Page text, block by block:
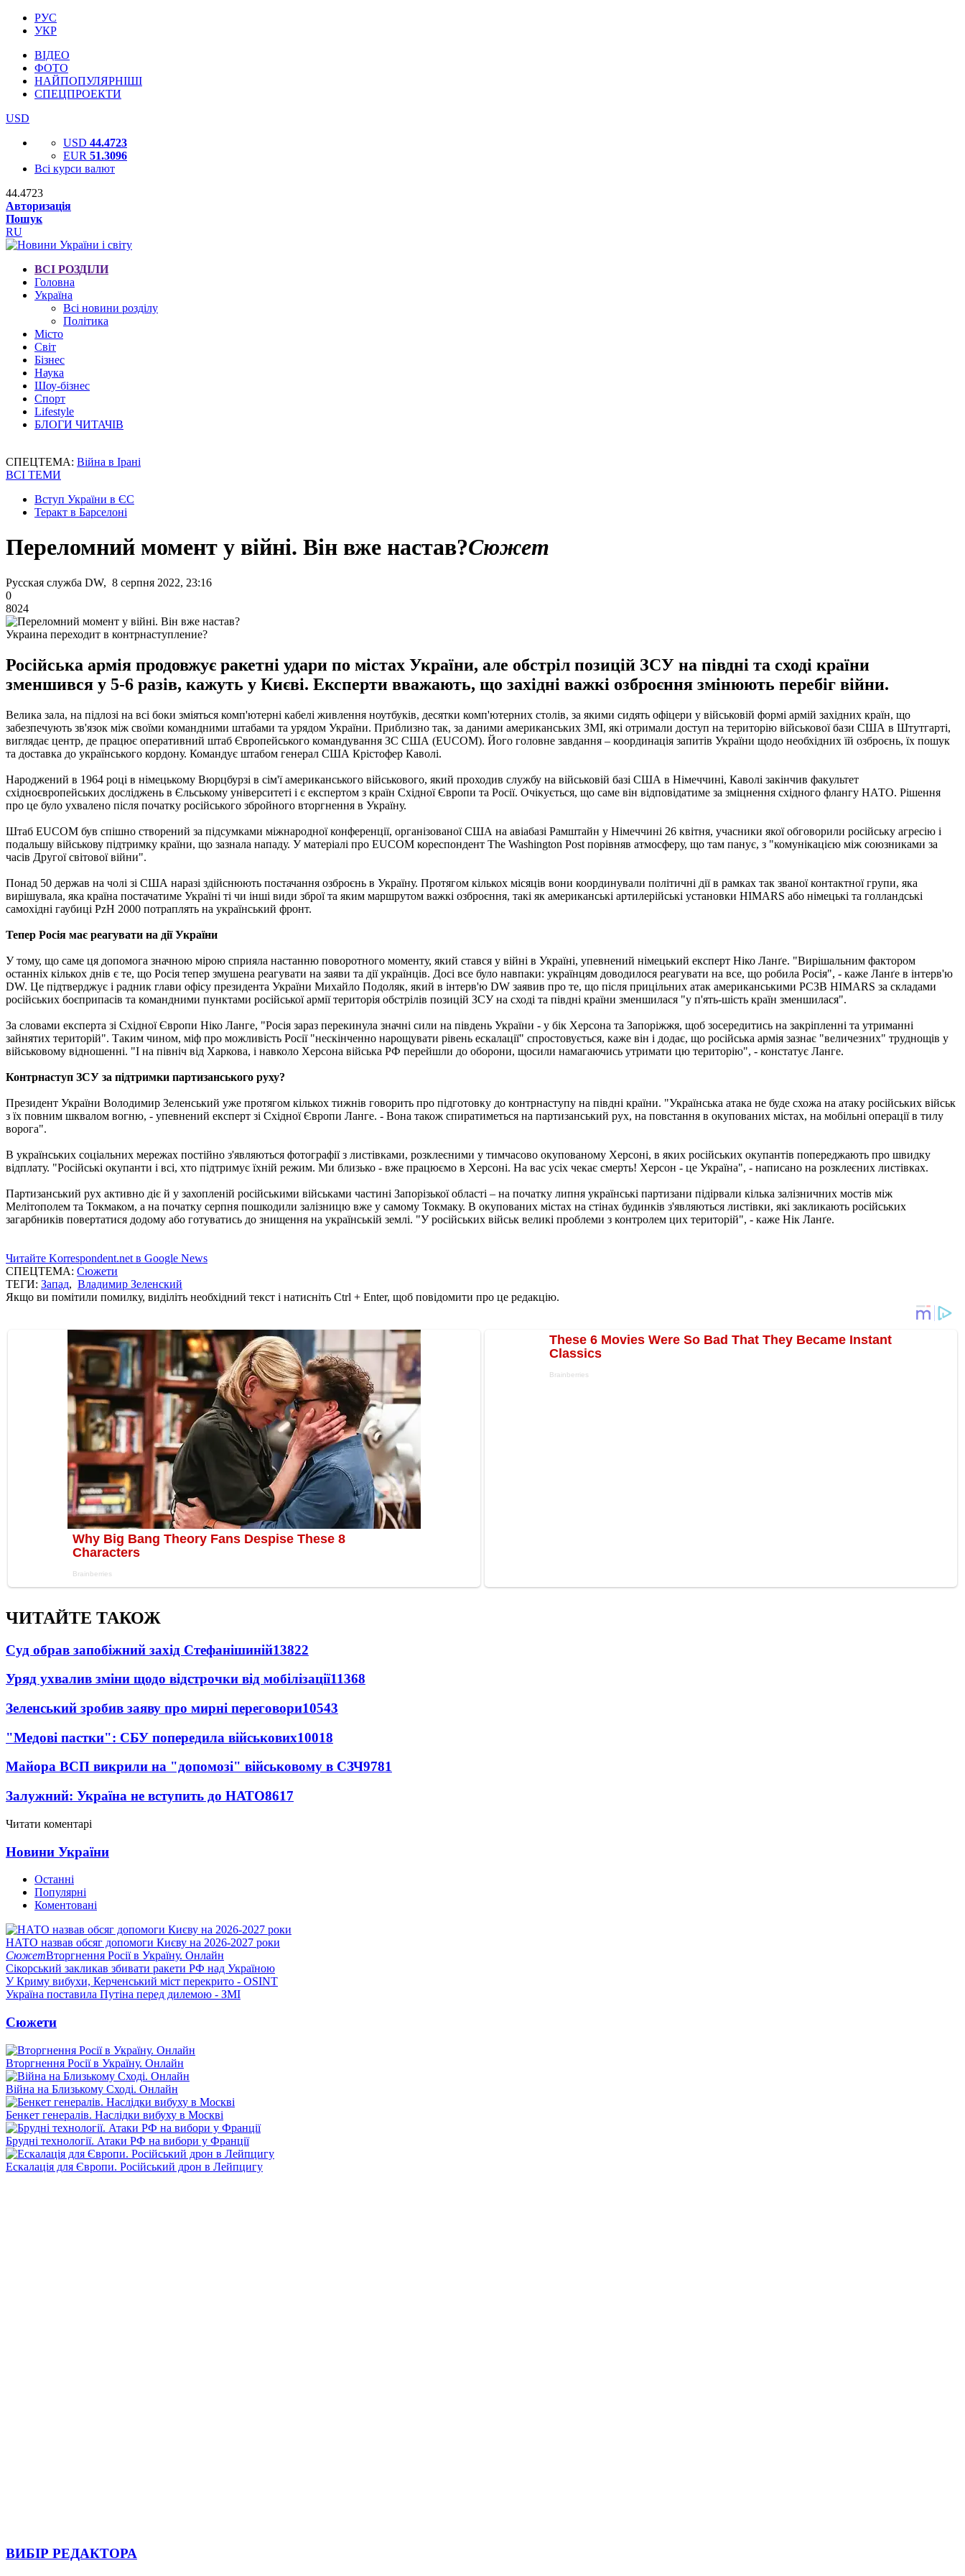
РУС
УКР
ВІДЕО
ФОТО
НАЙПОПУЛЯРНІШІ
СПЕЦПРОЕКТИ
USD
USD 44.4723
EUR 51.3096
Всі курси валют
44.4723
Авторизація
Пошук
RU
ВСІ РОЗДІЛИ
Головна
Україна
Всі новини розділу
Політика
Місто
Світ
Бізнес
Наука
Шоу-бізнес
Спорт
Lifestyle
БЛОГИ ЧИТАЧІВ
СПЕЦТЕМА: Війна в Ірані
ВСІ ТЕМИ
Вступ України в ЄС
Теракт в Барселоні
Переломний момент у війні. Він вже настав?Сюжет
Русская служба DW, 8 серпня 2022, 23:16
0
8024
Украина переходит в контрнаступление?
Російська армія продовжує ракетні удари по містах України, але обстріл позицій ЗСУ на півдні та сході країни
зменшився у 5-6 разів, кажуть у Києві. Експерти вважають, що західні важкі озброєння змінюють перебіг війни.
Велика зала, на підлозі на всі боки зміяться комп'ютерні кабелі живлення ноутбуків, десятки комп'ютерних столів, за якими сидять офіцери у військовій формі армій західних країн, що
забезпечують зв'язок між своїми командними штабами та урядом України. Приблизно так, за даними американських ЗМІ, які отримали доступ на територію військової бази США в Штутгарті,
виглядає центр, де працює оперативний штаб Європейського командування ЗС США (EUCOM). Його головне завдання – координація запитів України щодо необхідних їй озброєнь, їх пошук
та доставка до українського кордону. Командує штабом генерал США Крістофер Каволі.
Народжений в 1964 році в німецькому Вюрцбурзі в сім'ї американського військового, який проходив службу на військовій базі США в Німеччині, Каволі закінчив факультет
східноєвропейських досліджень в Єльському університеті і є експертом з країн Східної Європи та Росії. Очікується, що саме він відповідатиме за зміцнення східного флангу НАТО. Рішення
про це було ухвалено після початку російського збройного вторгнення в Україну.
Штаб EUCOM був спішно створений за підсумками міжнародної конференції, організованої США на авіабазі Рамштайн у Німеччині 26 квітня, учасники якої обговорили російську агресію і
подальшу військову підтримку країни, що зазнала нападу. У матеріалі про EUCOM кореспондент The Washington Post порівняв атмосферу, що там панує, з "комунікацією між союзниками за
часів Другої світової війни".
Понад 50 держав на чолі зі США наразі здійснюють постачання озброєнь в Україну. Протягом кількох місяців вони координували політичні дії в рамках так званої контактної групи, яка
вирішувала, яка країна постачатиме Україні ті чи інші види зброї та яким маршрутом важкі озброєння, такі як американські артилерійські установки HIMARS або німецькі та голландські
самохідні гаубиці PzH ​​2000 потраплять на український фронт.
Тепер Росія має реагувати на дії України
У тому, що саме ця допомога значною мірою сприяла настанню поворотного моменту, який стався у війні в Україні, упевнений німецький експерт Ніко Ланґе. "Вирішальним фактором
останніх кількох днів є те, що Росія тепер змушена реагувати на заяви та дії українців. Досі все було навпаки: українцям доводилося реагувати на все, що робила Росія", - каже Ланґе в інтерв'ю
DW. Це підтверджує і радник глави офісу президента України Михайло Подоляк, який в інтерв'ю DW заявив про те, що після прицільних атак американськими РСЗВ HIMARS за складами
російських боєприпасів та командними пунктами російської армії територія обстрілів позицій ЗСУ на сході та півдні країни зменшилася "у п'ять-шість країн зменшилася".
За словами експерта зі Східної Європи Ніко Ланге, "Росія зараз перекинула значні сили на південь України - у бік Херсона та Запоріжжя, щоб зосередитись на закріпленні та утриманні
зайнятих територій". Таким чином, міф про можливість Росії "нескінченно нарощувати рівень ескалації" спростовується, каже він і додає, що російська армія зазнає "величезних" труднощів у
військовому відношенні. "І на північ від Харкова, і навколо Херсона війська РФ перейшли до оборони, щосили намагаючись утримати цю територію", - констатує Ланге.
Контрнаступ ЗСУ за підтримки партизанського руху?
Президент України Володимир Зеленський уже протягом кількох тижнів говорить про підготовку до контрнаступу на півдні країни. "Українська атака не буде схожа на атаку російських військ
з їх повним шквалом вогню, - упевнений експерт зі Східної Європи Ланге. - Вона також спиратиметься на партизанський рух, на повстання в окупованих містах, на мобільні операції в тилу
ворога".
В українських соціальних мережах постійно з'являються фотографії з листівками, розклеєними у тимчасово окупованому Херсоні, в яких російських окупантів попереджають про швидку
відплату. "Російські окупанти і всі, хто підтримує їхній режим. Ми близько - вже працюємо в Херсоні. На вас усіх чекає смерть! Херсон - це Україна", - написано на розклеєних листівках.
Партизанський рух активно діє й у захопленій російськими військами частині Запорізької області – на початку липня українські партизани підірвали кілька залізничних мостів між
Мелітополем та Токмаком, а на початку серпня пошкодили залізницю вже у самому Токмаку. В окупованих містах на стінах будинків з'являються листівки, які закликають російських
загарбників повертатися додому або готуватись до знищення на українській землі. "У російських військ великі проблеми з контролем цих територій", - каже Нік Ланґе.
Читайте Korrespondent.net в Google News
СПЕЦТЕМА: Сюжети
ТЕГИ: Запад, Владимир Зеленский
Якщо ви помітили помилку, виділіть необхідний текст і натисніть Ctrl + Enter, щоб повідомити про це редакцію.
ЧИТАЙТЕ ТАКОЖ
Суд обрав запобіжний захід Стефанішиній13822
Уряд ухвалив зміни щодо відстрочки від мобілізації11368
Зеленський зробив заяву про мирні переговори10543
"Медові пастки": СБУ попередила військових10018
Майора ВСП викрили на "допомозі" військовому в СЗЧ9781
Залужний: Україна не вступить до НАТО8617
Читати коментарі
Новини України
Останні
Популярні
Коментовані
НАТО назвав обсяг допомоги Києву на 2026-2027 роки
СюжетВторгнення Росії в Україну. Онлайн
Сікорський закликав збивати ракети РФ над Україною
У Криму вибухи, Керченський міст перекрито - OSINT
Україна поставила Путіна перед дилемою - ЗМІ
Сюжети
Вторгнення Росії в Україну. Онлайн
Війна на Близькому Сході. Онлайн
Бенкет генералів. Наслідки вибуху в Москві
Брудні технології. Атаки РФ на вибори у Франції
Ескалація для Європи. Російський дрон в Лейпцигу
ВИБІР РЕДАКТОРА